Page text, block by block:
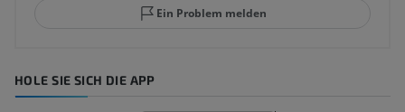
Ein Problem melden
HOLE SIE SICH DIE APP